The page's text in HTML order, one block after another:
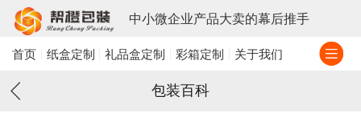
中小微企业产品大卖的幕后推手
首页 纸盒定制 礼品盒定制 彩箱定制 关于我们
包装百科